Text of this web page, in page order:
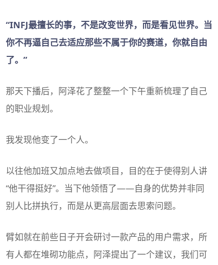
“INFJ最擅长的事，不是改变世界，而是看见世界。当
你不再逼自己去适应那些不属于你的赛道，你就自由
了。”
那天下播后，阿泽花了整整一个下午重新梳理了自己
的职业规划。
我发现他变了一个人。
以往他加班又加点地去做项目，目的在于使得别人讲
“他干得挺好”。当下他领悟了——自身的优势并非同
别人比拼执行，而是从更高层面去思索问题。
臂如就在前些日子开会研讨一款产品的用户需求，所
有人都在堆砌功能点，阿泽提出了一个建议，我们可